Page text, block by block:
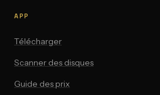
APP
Télécharger
Scanner des disques
Guide des prix